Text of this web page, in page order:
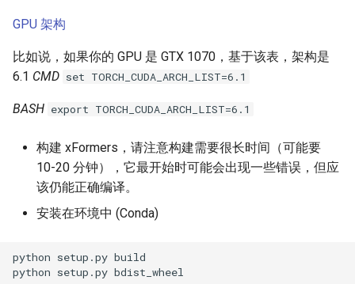
GPU 架构
比如说，如果你的 GPU 是 GTX 1070，基于该表，架构是
6.1 CMD set TORCH_CUDA_ARCH_LIST=6.1
BASH export TORCH_CUDA_ARCH_LIST=6.1
构建 xFormers，请注意构建需要很长时间（可能要
10-20 分钟），它最开始时可能会出现一些错误，但应
该仍能正确编译。
安装在环境中 (Conda)
python setup.py build
python setup.py